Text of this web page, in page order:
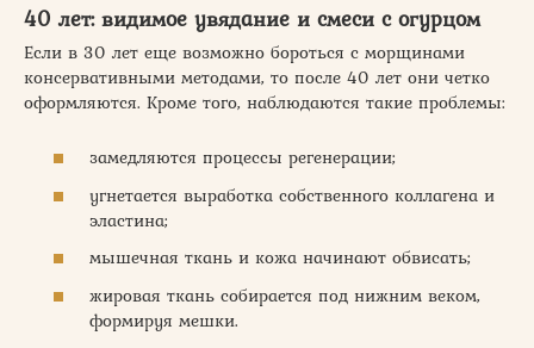
40 лет: видимое увядание и смеси с огурцом
Если в 30 лет еще возможно бороться с морщинами
консервативными методами, то после 40 лет они четко
оформляются. Кроме того, наблюдаются такие проблемы:
замедляются процессы регенерации;
угнетается выработка собственного коллагена и
эластина;
мышечная ткань и кожа начинают обвисать;
жировая ткань собирается под нижним веком,
формируя мешки.